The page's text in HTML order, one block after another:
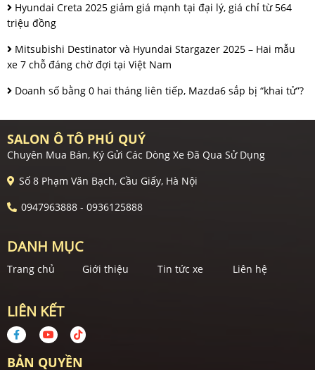
Hyundai Creta 2025 giảm giá mạnh tại đại lý, giá chỉ từ 564
triệu đồng
Mitsubishi Destinator và Hyundai Stargazer 2025 – Hai mẫu
xe 7 chỗ đáng chờ đợi tại Việt Nam
Doanh số bằng 0 hai tháng liên tiếp, Mazda6 sắp bị “khai tử”?
SALON Ô TÔ PHÚ QUÝ
Chuyên Mua Bán, Ký Gửi Các Dòng Xe Đã Qua Sử Dụng
Số 8 Phạm Văn Bạch, Cầu Giấy, Hà Nội
0947963888 - 0936125888
DANH MỤC
Trang chủ Giới thiệu Tin tức xe Liên hệ
LIÊN KẾT
BẢN QUYỀN